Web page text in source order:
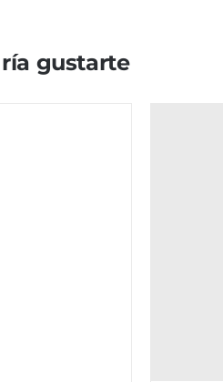
gustarte